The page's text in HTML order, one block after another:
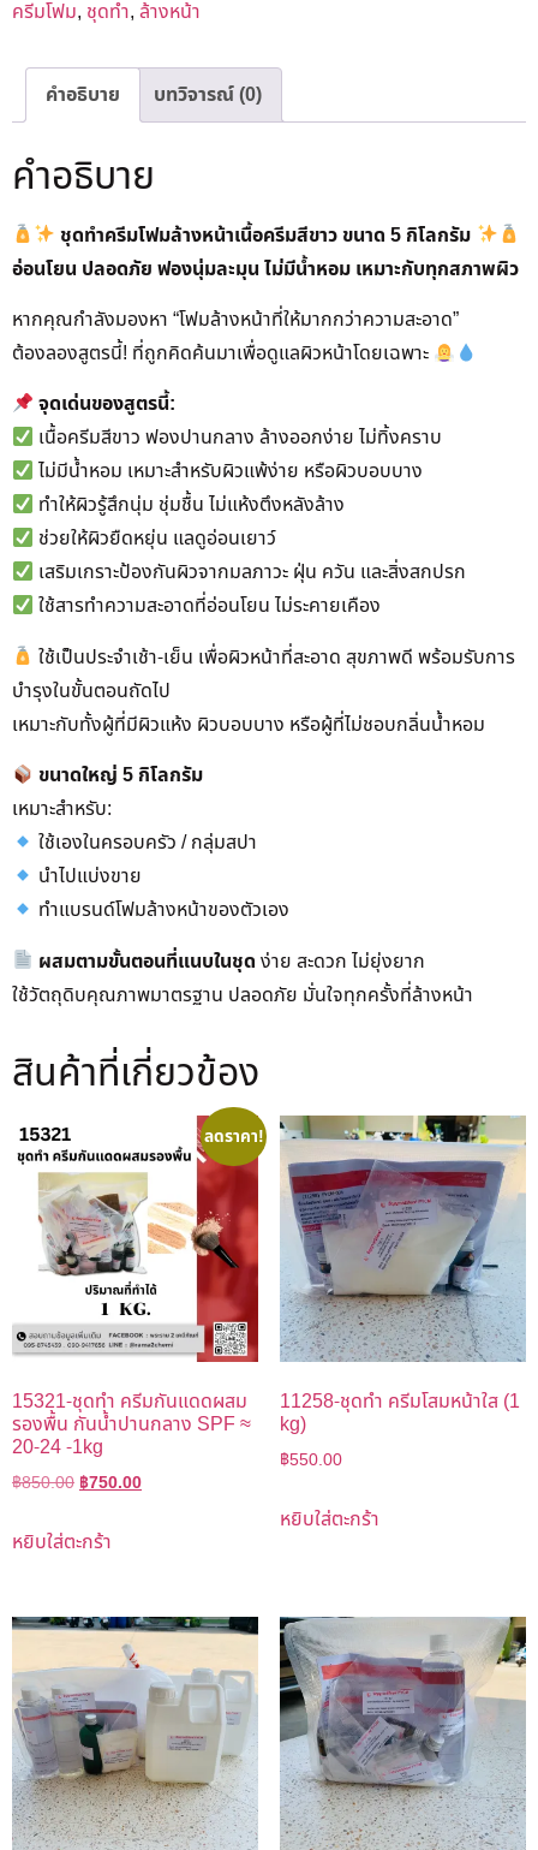
ครีมโฟม, ชุดทำ, ล้างหน้า
คำอธิบาย บทวิจารณ์ (0)
คำอธิบาย
ชุดทำครีมโฟมล้างหน้าเนื้อครีมสีขาว ขนาด 5 กิโลกรัม
อ่อนโยน ปลอดภัย ฟองนุ่มละมุน ไม่มีน้ำหอม เหมาะกับทุกสภาพผิว
หากคุณกำลังมองหา “โฟมล้างหน้าที่ให้มากกว่าความสะอาด”
ต้องลองสูตรนี้! ที่ถูกคิดค้นมาเพื่อดูแลผิวหน้าโดยเฉพาะ
จุดเด่นของสูตรนี้:
เนื้อครีมสีขาว ฟองปานกลาง ล้างออกง่าย ไม่ทิ้งคราบ
ไม่มีน้ำหอม เหมาะสำหรับผิวแพ้ง่าย หรือผิวบอบบาง
ทำให้ผิวรู้สึกนุ่ม ชุ่มชื้น ไม่แห้งตึงหลังล้าง
ช่วยให้ผิวยืดหยุ่น แลดูอ่อนเยาว์
เสริมเกราะป้องกันผิวจากมลภาวะ ฝุ่น ควัน และสิ่งสกปรก
ใช้สารทำความสะอาดที่อ่อนโยน ไม่ระคายเคือง
ใช้เป็นประจำเช้า-เย็น เพื่อผิวหน้าที่สะอาด สุขภาพดี พร้อมรับการ
บำรุงในขั้นตอนถัดไป
เหมาะกับทั้งผู้ที่มีผิวแห้ง ผิวบอบบาง หรือผู้ที่ไม่ชอบกลิ่นน้ำหอม
ขนาดใหญ่ 5 กิโลกรัม
เหมาะสำหรับ:
ใช้เองในครอบครัว / กลุ่มสปา
นำไปแบ่งขาย
ทำแบรนด์โฟมล้างหน้าของตัวเอง
ผสมตามขั้นตอนที่แนบในชุด ง่าย สะดวก ไม่ยุ่งยาก
ใช้วัตถุดิบคุณภาพมาตรฐาน ปลอดภัย มั่นใจทุกครั้งที่ล้างหน้า
สินค้าที่เกี่ยวข้อง
ลดราคา!
15321-ชุดทำ ครีมกันแดดผสม
รองพื้น กันน้ำปานกลาง SPF ≈
20-24 -1kg
฿850.00 ฿750.00
หยิบใส่ตะกร้า
11258-ชุดทำ ครีมโสมหน้าใส (1
kg)
฿550.00
หยิบใส่ตะกร้า